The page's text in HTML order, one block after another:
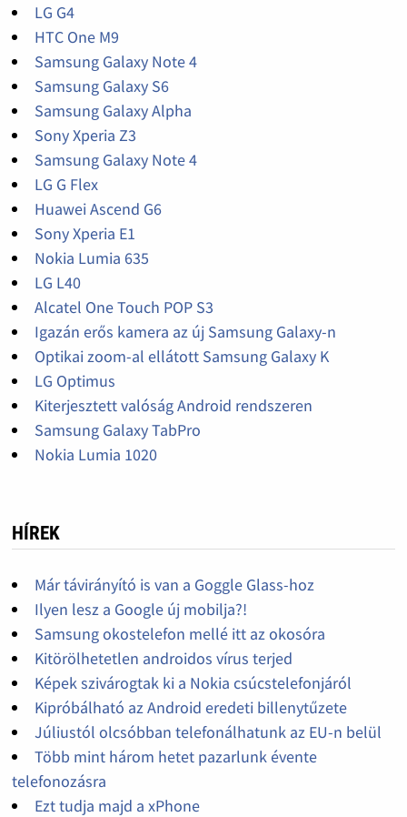
LG G4
HTC One M9
Samsung Galaxy Note 4
Samsung Galaxy S6
Samsung Galaxy Alpha
Sony Xperia Z3
Samsung Galaxy Note 4
LG G Flex
Huawei Ascend G6
Sony Xperia E1
Nokia Lumia 635
LG L40
Alcatel One Touch POP S3
Igazán erős kamera az új Samsung Galaxy-n
Optikai zoom-al ellátott Samsung Galaxy K
LG Optimus
Kiterjesztett valóság Android rendszeren
Samsung Galaxy TabPro
Nokia Lumia 1020
HÍREK
Már távirányító is van a Goggle Glass-hoz
Ilyen lesz a Google új mobilja?!
Samsung okostelefon mellé itt az okosóra
Kitörölhetetlen androidos vírus terjed
Képek szivárogtak ki a Nokia csúcstelefonjáról
Kipróbálható az Android eredeti billenytűzete
Júliustól olcsóbban telefonálhatunk az EU-n belül
Több mint három hetet pazarlunk évente
telefonozásra
Ezt tudja majd a xPhone